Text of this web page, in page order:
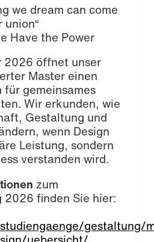
we dream can come
union“
Have the Power
2026 öffnet unser
Master einen
gemeinsames
Wir erkunden, wie
Gestaltung und
wenn Design
Leistung, sondern
verstanden wird.
zum
2026 finden Sie hier:
gestaltung/